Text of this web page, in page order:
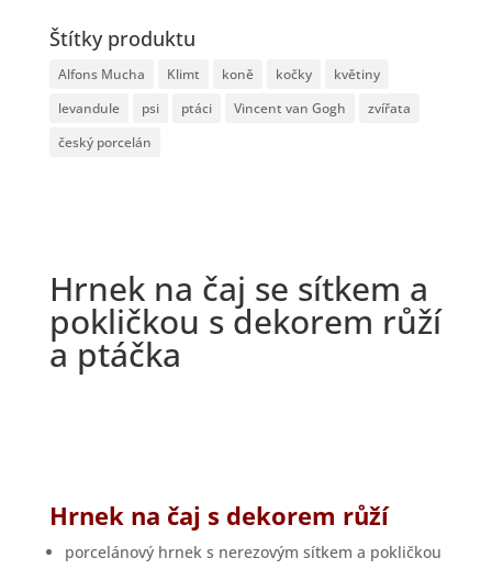
Štítky produktu
Alfons Mucha Klimt koně kočky
květiny
levandule
psi ptáci Vincent van Gogh
zvířata
český porcelán
Hrnek na čaj se sítkem a
pokličkou s dekorem růží
a ptáčka
Hrnek na čaj s dekorem růží
porcelánový hrnek s nerezovým sítkem a pokličkou